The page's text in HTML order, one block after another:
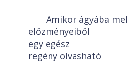
Amikor ágyába
előzményeiből
egy egész
regény olvasható.